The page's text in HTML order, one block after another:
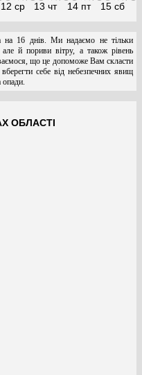
12 ср 13 чт 14 пт 15 сб
на 16 днів. Ми надаємо не тільки
й пориви вітру, а також рівень
що це допоможе Вам скласти
себе від небезпечних явищ
опади.
ОБЛАСТІ